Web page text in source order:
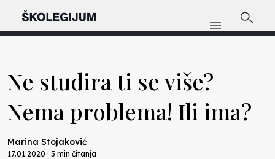
Ne studira ti se više?
Nema problema! Ili ima?
Marina Stojaković
17.01.2020 · 5 min čitanja